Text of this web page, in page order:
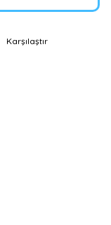
Karşılaştır